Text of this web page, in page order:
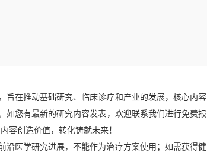
在推动基础研究、临床诊疗和产业的发展，核心内容
如您有最新的研究内容发表，欢迎联系我们进行免费报
容创造价值，转化铸就未来！
医学研究进展，不能作为治疗方案使用；如需获得健